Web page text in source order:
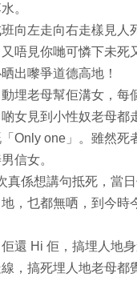
。
向左走向右走樣見人
唔見你哋可憐下未死
出嚟爭道德高地！
埋老母幫佢溝女，每
女見到小性奴老母都
Only one」。雖然死
信女。
真係想講句抵死，當
，乜都無哂，到今時
還 Hi 佢，搞埋人地
，搞死埋人地老母都